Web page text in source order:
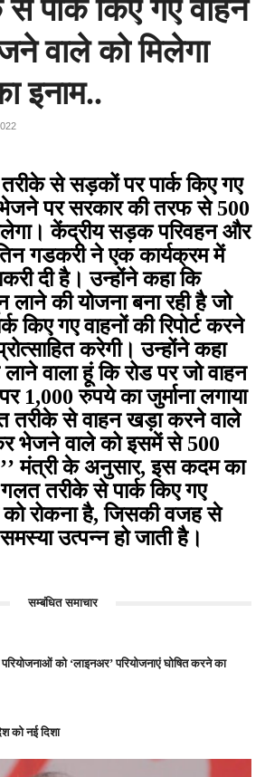
पार्क किए गए वाहन
वाले को मिलेगा
इनाम..
से सड़कों पर पार्क किए गए
भेजने पर सरकार की तरफ से500
केंद्रीय सड़क परिवहन और
गडकरी ने एक कार्यक्रम में
दी है। उन्होंने कहा कि
की योजना बना रही है जो
किए गए वाहनों की रिपोर्ट करने
करेगी। उन्होंने कहा
वाला हूं कि रोड पर जो वाहन
1,000 रुपये का जुर्माना लगाया
तरीके से वाहन खड़ा करने वाले
भेजने वाले को इसमें से 500
’’ मंत्री के अनुसार,इस कदम का
तरीके से पार्क किए गए
को रोकना है,जिसकी वजह से
उत्पन्न हो जाती है।
सम्बंधित समाचार
को ‘लाइनअर’ परियोजनाएं घोषित करने का
को नई दिशा